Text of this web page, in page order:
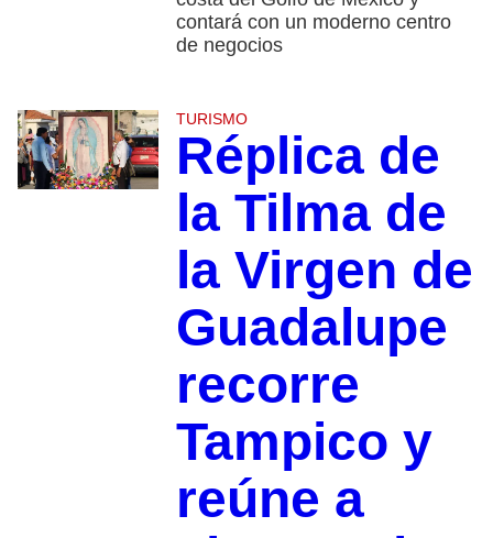
contará con un moderno centro
de negocios
TURISMO
Réplica de
la Tilma de
la Virgen de
Guadalupe
recorre
Tampico y
reúne a